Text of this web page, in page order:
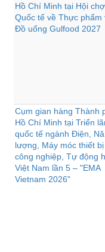
Hồ Chí Minh tại Hội chợ
Quốc tế về Thực phẩm
Đồ uống Gulfood 2027
Cụm gian hàng Thành
Hồ Chí Minh tại Triển
quốc tế ngành Điện,
lượng, Máy móc thiết bị
công nghiệp, Tự động
Việt Nam lần 5 – "EMA
Vietnam 2026"